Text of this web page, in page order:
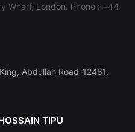
Wharf, London. Phone : +44
Abdullah Road-12461.
TIPU